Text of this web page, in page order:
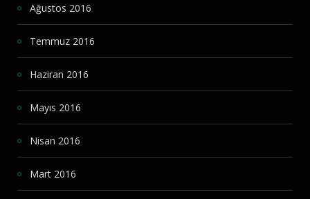
Ağustos 2016
Temmuz 2016
Haziran 2016
Mayıs 2016
Nisan 2016
Mart 2016